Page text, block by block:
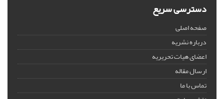
دسترسی سریع
صفحه اصلی
درباره نشریه
اعضای هیات تحریریه
ارسال مقاله
تماس با ما